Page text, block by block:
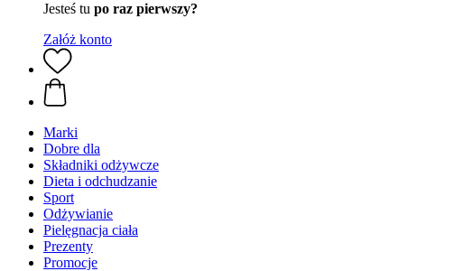
Jesteś tu po raz pierwszy?
Załóż konto
Marki
Dobre dla
Składniki odżywcze
Dieta i odchudzanie
Sport
Odżywianie
Pielęgnacja ciała
Prezenty
Promocje